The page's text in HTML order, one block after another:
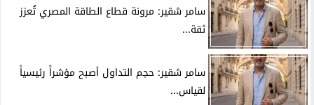
سامر شقير: مرونة قطاع الطاقة المصري تُعزز
ثقة...
سامر شقير: حجم التداول أصبح مؤشراً رئيسياً
لقياس...